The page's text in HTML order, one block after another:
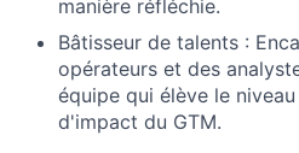
manière réfléchie.
Bâtisseur de talents :
opérateurs et des
équipe qui élève le
d'impact du GTM.